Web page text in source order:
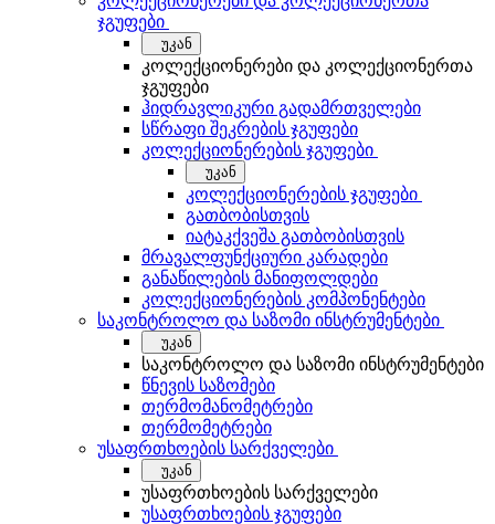
ჯგუფები
უკან
კოლექციონერები და კოლექციონერთა
ჯგუფები
ჰიდრავლიკური გადამრთველები
სწრაფი შეკრების ჯგუფები
კოლექციონერების ჯგუფები
უკან
კოლექციონერების ჯგუფები
გათბობისთვის
იატაკქვეშა გათბობისთვის
მრავალფუნქციური კარადები
განაწილების მანიფოლდები
კოლექციონერების კომპონენტები
საკონტროლო და საზომი ინსტრუმენტები
უკან
საკონტროლო და საზომი ინსტრუმენტები
წნევის საზომები
თერმომანომეტრები
თერმომეტრები
უსაფრთხოების სარქველები
უკან
უსაფრთხოების სარქველები
უსაფრთხოების ჯგუფები